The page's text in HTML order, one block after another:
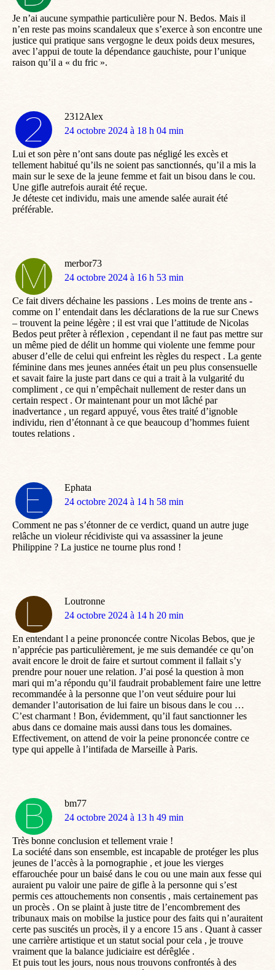
Je n’ai aucune sympathie particulière pour N. Bedos. Mais il
n’en reste pas moins scandaleux que s’exerce à son encontre une
justice qui pratique sans vergogne le deux poids deux mesures,
avec l’appui de toute la dépendance gauchiste, pour l’unique
raison qu’il a « du fric ».
2312Alex
dit
24 octobre 2024 à 18 h 04 min
Lui et son père n’ont sans doute pas négligé les excès et
tellement habitué qu’ils ne soient pas sanctionnés, qu’il a mis la
main sur le sexe de la jeune femme et fait un bisou dans le cou.
Une gifle autrefois aurait été reçue.
Je déteste cet individu, mais une amende salée aurait été
préférable.
merbor73
dit
24 octobre 2024 à 16 h 53 min
Ce fait divers déchaine les passions . Les moins de trente ans -
comme on l’ entendait dans les déclarations de la rue sur Cnews
– trouvent la peine légère ; il est vrai que l’attitude de Nicolas
Bedos peut prêter à réflexion , cependant il ne faut pas mettre sur
un même pied de délit un homme qui violente une femme pour
abuser d’elle de celui qui enfreint les règles du respect . La gente
féminine dans mes jeunes années était un peu plus consensuelle
et savait faire la juste part dans ce qui a trait à la vulgarité du
compliment , ce qui n’empêchait nullement de rester dans un
certain respect . Or maintenant pour un mot lâché par
inadvertance , un regard appuyé, vous êtes traité d’ignoble
individu, rien d’étonnant à ce que beaucoup d’hommes fuient
toutes relations .
Ephata
dit
24 octobre 2024 à 14 h 58 min
Comment ne pas s’étonner de ce verdict, quand un autre juge
relâche un violeur récidiviste qui va assassiner la jeune
Philippine ? La justice ne tourne plus rond !
Loutronne
dit
24 octobre 2024 à 14 h 20 min
En entendant l a peine prononcée contre Nicolas Bebos, que je
n’apprécie pas particulièrement, je me suis demandée ce qu’on
avait encore le droit de faire et surtout comment il fallait s’y
prendre pour nouer une relation. J’ai posé la question à mon
mari qui m’a répondu qu’il faudrait probablement faire une lettre
recommandée à la personne que l’on veut séduire pour lui
demander l’autorisation de lui faire un bisous dans le cou …
C’est charmant ! Bon, évidemment, qu’il faut sanctionner les
abus dans ce domaine mais aussi dans tous les domaines.
Effectivement, on attend de voir la peine prononcée contre ce
type qui appelle à l’intifada de Marseille à Paris.
bm77
dit
24 octobre 2024 à 13 h 49 min
Très bonne conclusion et tellement vraie !
La société dans son ensemble, est incapable de protéger les plus
jeunes de l’accès à la pornographie , et joue les vierges
effarouchée pour un baisé dans le cou ou une main aux fesse qui
auraient pu valoir une paire de gifle à la personne qui s’est
permis ces attouchements non consentis , mais certainement pas
un procès . On se plaint à juste titre de l’encombrement des
tribunaux mais on mobilse la justice pour des faits qui n’auraitent
certe pas suscités un procès, il y a encore 15 ans . Quant à casser
une carrière artistique et un statut social pour cela , je trouve
vraiment que la balance judiciaire est dérêglée .
Et puis tout les jours, nous nous trouvons confrontés à des